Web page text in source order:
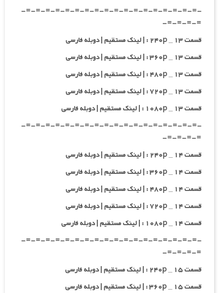
-=-=-=-=-=-=-=-=-=-=-=-=-=-=-=-=-=-=-
=-=-=-=-
قسمت ۱۳ _ ۲۴۰p : | لینک مستقیم | دوبله فارسی
قسمت ۱۳ _ ۳۶۰p : | لینک مستقیم | دوبله فارسی
قسمت ۱۳ _ ۴۸۰p : | لینک مستقیم | دوبله فارسی
قسمت ۱۳ _ ۷۲۰p : | لینک مستقیم | دوبله فارسی
قسمت ۱۳ _ ۱۰۸۰p : | لینک مستقیم | دوبله فارسی
-=-=-=-=-=-=-=-=-=-=-=-=-=-=-=-=-=-=-
=-=-=-=-
قسمت ۱۴ _ ۲۴۰p : | لینک مستقیم | دوبله فارسی
قسمت ۱۴ _ ۳۶۰p : | لینک مستقیم | دوبله فارسی
قسمت ۱۴ _ ۴۸۰p : | لینک مستقیم | دوبله فارسی
قسمت ۱۴ _ ۷۲۰p : | لینک مستقیم | دوبله فارسی
قسمت ۱۴ _ ۱۰۸۰p : | لینک مستقیم | دوبله فارسی
-=-=-=-=-=-=-=-=-=-=-=-=-=-=-=-=-=-=-
=-=-=-=-
قسمت ۱۵ _ ۲۴۰p : | لینک مستقیم | دوبله فارسی
قسمت ۱۵ _ ۳۶۰p : | لینک مستقیم | دوبله فارسی